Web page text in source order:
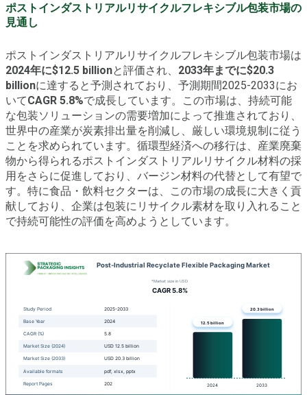
ポストインダストリアルリサイクルフレキシブル包装市場の
見通し
ポストインダストリアルリサイクルフレキシブル包装市場は
2024年に$12.5 billionと評価され、 2033年までに$20.3
billionに達すると予測されており、予測期間2025-2033にお
いてCAGR 5.8%で成長しています。この市場は、持続可能
な包装ソリューションの需要増加によって推進されており、
世界中の産業が炭素排出量を削減し、厳しい環境規制に従う
ことを求められています。循環型経済への移行は、産業廃棄
物から得られるポストインダストリアルリサイクル材料の採
用をさらに促進しており、バージン材料の代替として有望で
す。特に食品・飲料セクターは、この市場の成長に大きく貢
献しており、企業は包装にリサイクル素材を取り入れること
で持続可能性の評価を高めようとしています。